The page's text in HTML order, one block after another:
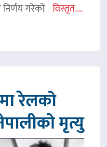
गरेको विस्तृत....
रेलको
मृत्यु